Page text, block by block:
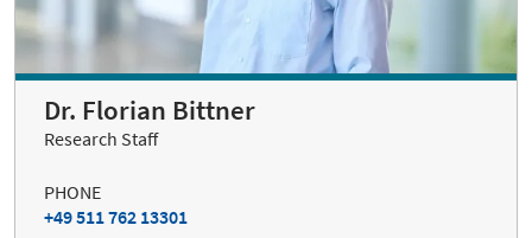
Dr. Florian Bittner
Research Staff
PHONE
+49 511 762 13301